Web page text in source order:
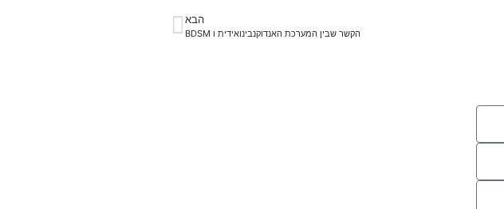
הבא
הקשר שבין המערכת האנדוקנבינואידית ו BDSM